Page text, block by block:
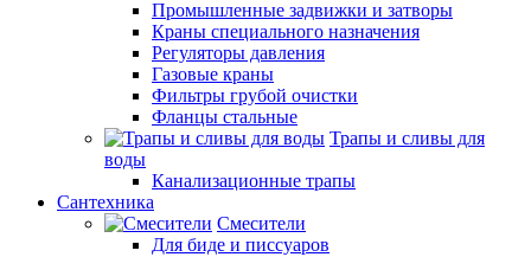
Промышленные задвижки и затворы
Краны специального назначения
Регуляторы давления
Газовые краны
Фильтры грубой очистки
Фланцы стальные
Трапы и сливы для
воды
Канализационные трапы
Сантехника
Смесители
Для биде и писсуаров